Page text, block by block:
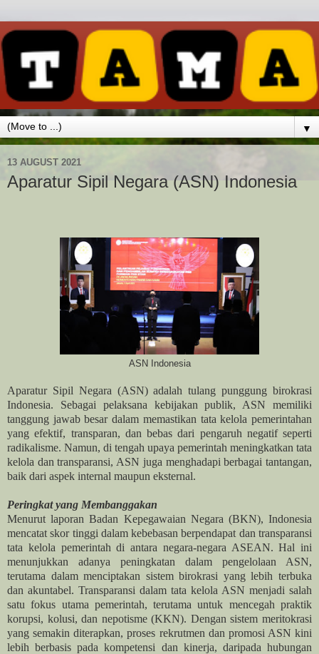
▼
13 AUGUST 2021
Aparatur Sipil Negara (ASN) Indonesia
ASN Indonesia
Aparatur Sipil Negara (ASN) adalah tulang punggung birokrasi
Indonesia. Sebagai pelaksana kebijakan publik, ASN memiliki
tanggung jawab besar dalam memastikan tata kelola pemerintahan
yang efektif, transparan, dan bebas dari pengaruh negatif seperti
radikalisme. Namun, di tengah upaya pemerintah meningkatkan tata
kelola dan transparansi, ASN juga menghadapi berbagai tantangan,
baik dari aspek internal maupun eksternal.
Peringkat yang Membanggakan
Menurut laporan Badan Kepegawaian Negara (BKN), Indonesia
mencatat skor tinggi dalam kebebasan berpendapat dan transparansi
tata kelola pemerintah di antara negara-negara ASEAN. Hal ini
menunjukkan adanya peningkatan dalam pengelolaan ASN,
terutama dalam menciptakan sistem birokrasi yang lebih terbuka
dan akuntabel. Transparansi dalam tata kelola ASN menjadi salah
satu fokus utama pemerintah, terutama untuk mencegah praktik
korupsi, kolusi, dan nepotisme (KKN). Dengan sistem meritokrasi
yang semakin diterapkan, proses rekrutmen dan promosi ASN kini
lebih berbasis pada kompetensi dan kinerja, daripada hubungan